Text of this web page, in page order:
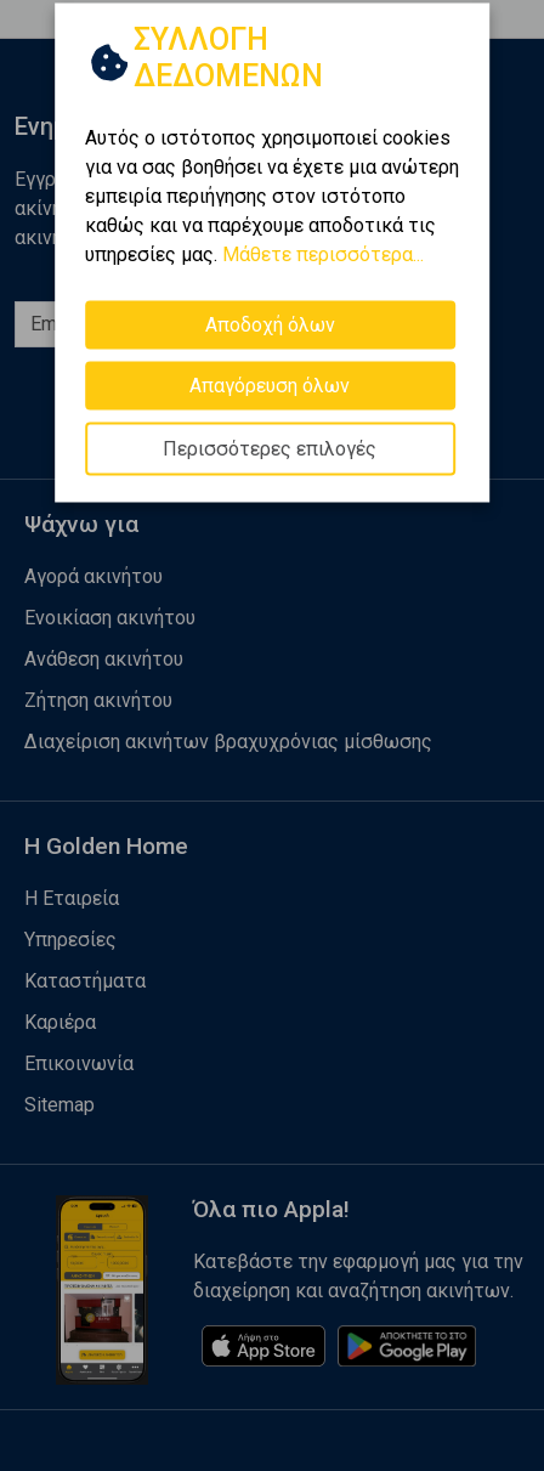
ΣΥΛΛΟΓΗ
ΔΕΔΟΜΕΝΩΝ
Αυτός ο ιστότοπος χρησιμοποιεί cookies
για να σας βοηθήσει να έχετε μια ανώτερη
εμπειρία περιήγησης στον ιστότοπο
καθώς και να παρέχουμε αποδοτικά τις
υπηρεσίες μας. Μάθετε περισσότερα...
Αποδοχή όλων
Απαγόρευση όλων
Περισσότερες επιλογές
Ενημερωθείτε
Εγγραφείτε στο newsletter της Golden Home για νέα
ακίνητα, αναλύσεις και διάφορα θέματα της αγοράς
ακινήτων
Εγγραφή
Ακολουθήστε μας
Ψάχνω για
Αγορά ακινήτου
Ενοικίαση ακινήτου
Ανάθεση ακινήτου
Ζήτηση ακινήτου
Διαχείριση ακινήτων βραχυχρόνιας μίσθωσης
Η Golden Home
Η Εταιρεία
Υπηρεσίες
Καταστήματα
Καριέρα
Επικοινωνία
Sitemap
Όλα πιο Appla!
Κατεβάστε την εφαρμογή μας για την
διαχείρηση και αναζήτηση ακινήτων.